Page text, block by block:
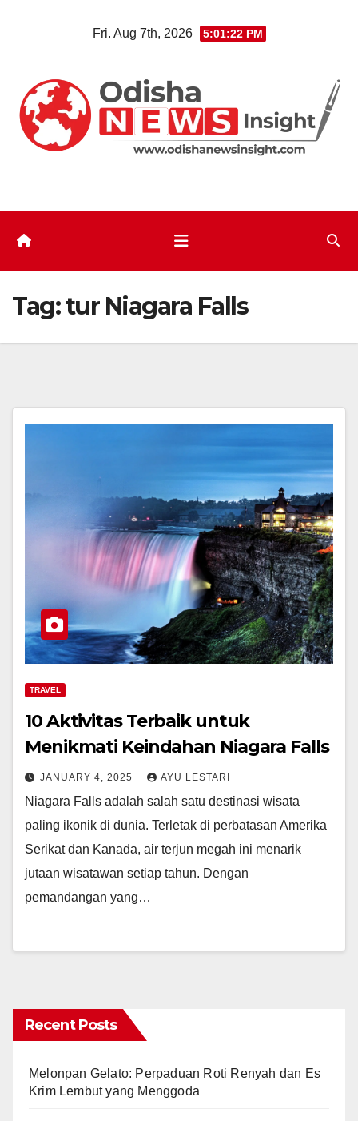
Fri. Aug 7th, 2026 5:01:23 PM
Tag:tur Niagara Falls
TRAVEL
10 Aktivitas Terbaik untuk
Menikmati Keindahan Niagara Falls
JANUARY 4, 2025 AYU LESTARI
Niagara Falls adalah salah satu destinasi wisata
paling ikonik di dunia. Terletak di perbatasan Amerika
Serikat dan Kanada, air terjun megah ini menarik
jutaan wisatawan setiap tahun. Dengan
pemandangan yang…
Recent Posts
Melonpan Gelato: Perpaduan Roti Renyah dan Es
Krim Lembut yang Menggoda